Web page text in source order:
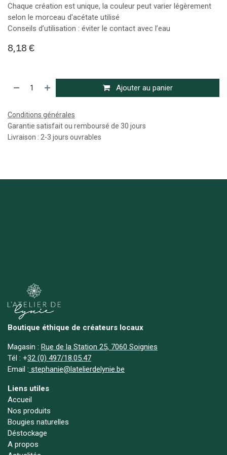
Chaque création est unique, la couleur peut varier légèrement
selon le morceau d'acétate utilisé
Conseils d’utilisation : éviter le contact avec l’eau
8,18 €
Ajouter au panier
Conditions générales
Garantie satisfait ou remboursé de 30 jours
Livraison : 2-3 jours ouvrables
Boutique éthique de créateurs locaux
Magasin : Rue de la Station 25, 7060 Soignies
Tél : +32 (0) 497/18.05.47
Email : stephanie@latelierdelynie.be
Liens utiles
Accueil
Nos produits
Bougies naturelles
Déstockage
A propos